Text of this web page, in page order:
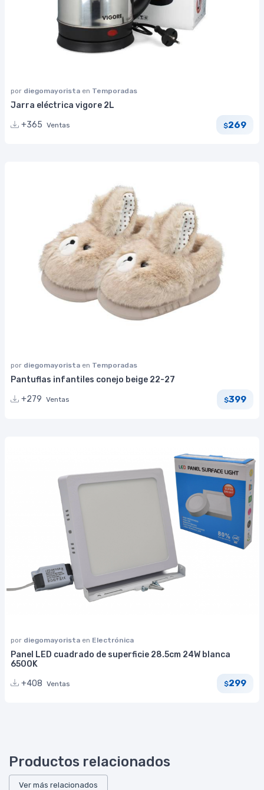
por diegomayorista en Temporadas
Jarra eléctrica vigore 2L
+365 Ventas $269
por diegomayorista en Temporadas
Pantuflas infantiles conejo beige 22-27
+279 Ventas $399
por diegomayorista en Electrónica
Panel LED cuadrado de superficie 28.5cm 24W blanca
6500K
+408 Ventas $299
Productos relacionados
Ver más relacionados